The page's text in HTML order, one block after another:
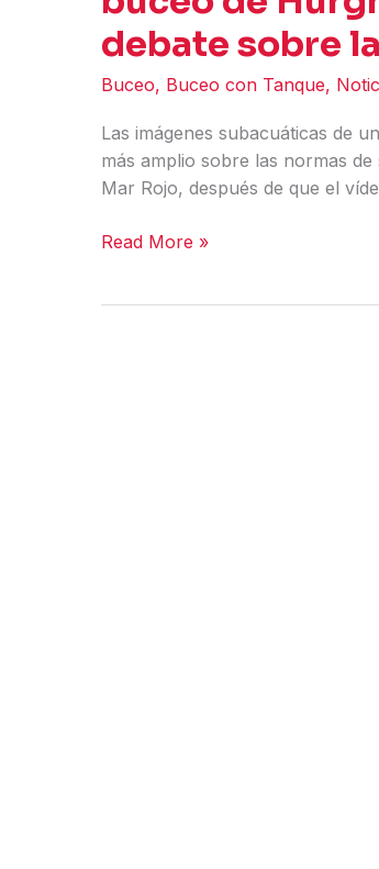
debate sobre
Buceo, Buceo con Tanque,
Las imágenes subacuáticas de
más amplio sobre las normas
Mar Rojo, después de que el
Acusan
Read More »